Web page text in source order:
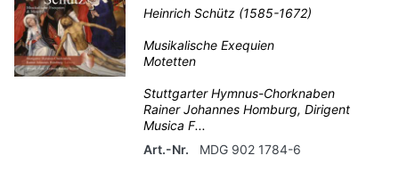
Heinrich Schütz (1585-1672)
Musikalische Exequien
Motetten
Stuttgarter Hymnus-Chorknaben
Rainer Johannes Homburg, Dirigent
Musica F...
Art.-Nr.
MDG 902 1784-6